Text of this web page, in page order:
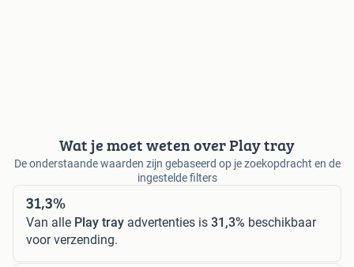
Wat je moet weten over Play tray
De onderstaande waarden zijn gebaseerd op je zoekopdracht en de
ingestelde filters
31,3%
Van alle Play tray advertenties is 31,3% beschikbaar
voor verzending.